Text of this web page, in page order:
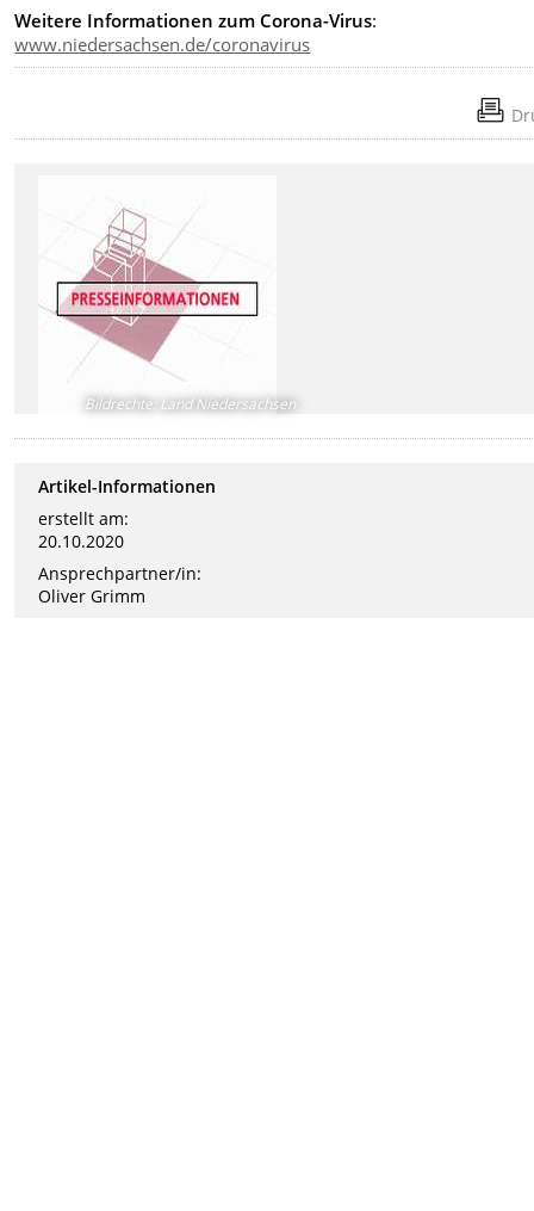
Weitere Informationen zum Corona-Virus:
www.niedersachsen.de/coronavirus
Bildrechte: Land Niedersachsen
Artikel-Informationen
erstellt am:
20.10.2020
Ansprechpartner/in:
Oliver Grimm